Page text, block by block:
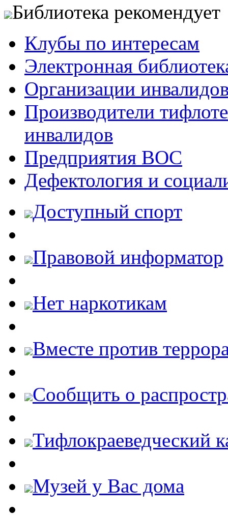
Библиотека рекомендует
Клубы по интересам
Электронная
Организации
Производители
инвалидов
Предприятия ВОС
Дефектология и
Доступный спорт
Правовой информатор
Нет наркотикам
Вместе против
Cообщить о
Тифлокраеведческий
Музей у Вас дома